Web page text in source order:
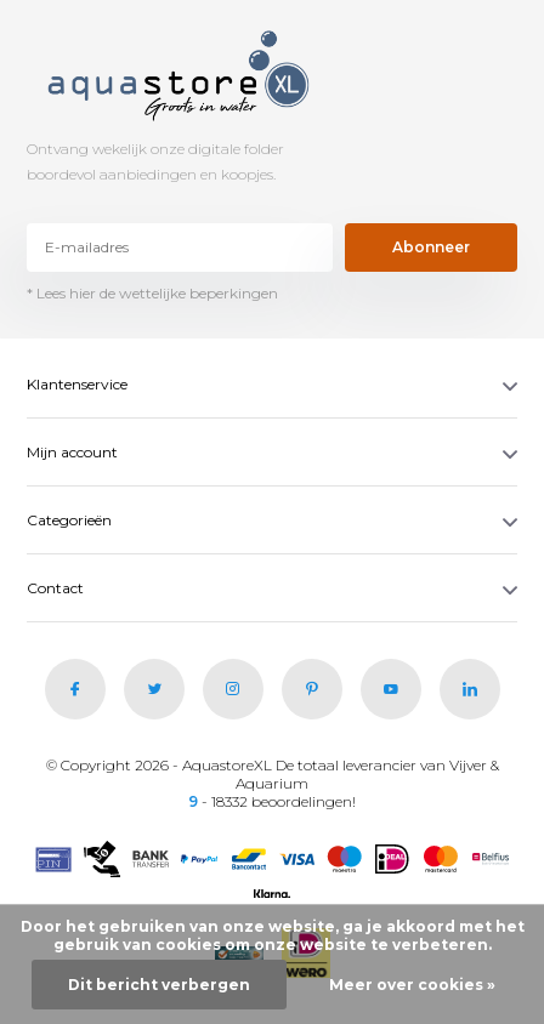
Ontvang wekelijk onze digitale folder
boordevol aanbiedingen en koopjes.
Abonneer
* Lees hier de wettelijke beperkingen
Klantenservice
Mijn account
Categorieën
Contact
© Copyright 2026 - AquastoreXL De totaal leverancier van Vijver &
Aquarium
9 - 18332 beoordelingen!
Door het gebruiken van onze website, ga je akkoord met het
gebruik van cookies om onze website te verbeteren.
Dit bericht verbergen Meer over cookies »